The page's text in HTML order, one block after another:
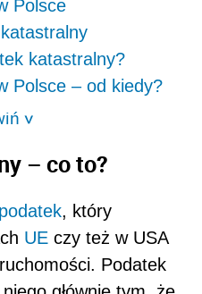
Polsce
katastralny?
Polsce – od kiedy?
>
– co to?
podatek, który
UE czy też w USA
Podatek